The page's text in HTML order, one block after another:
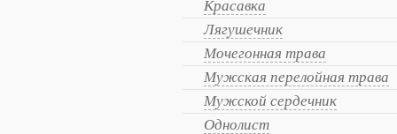
Красавка
Лягушечник
Мочегонная трава
Мужская перелойная трава
Мужской сердечник
Однолист